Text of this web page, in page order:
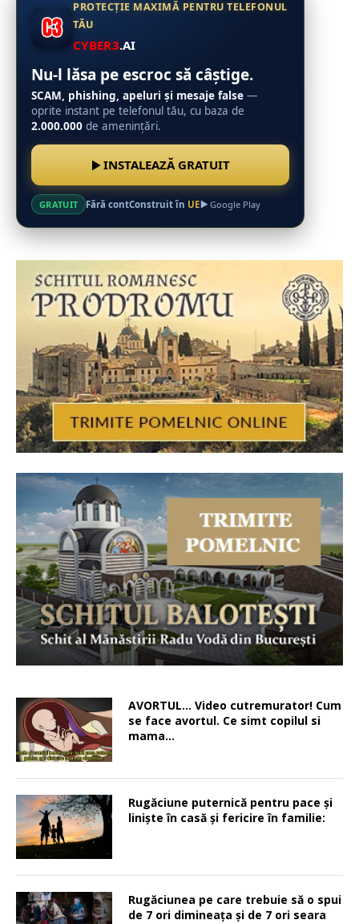
PROTECȚIE MAXIMĂ PENTRU TELEFONUL
TĂU
CYBER3.AI
Nu-l lăsa pe escroc să câștige.
SCAM, phishing, apeluri și mesaje false —
oprite instant pe telefonul tău, cu baza de
2.000.000 de amenințări.
INSTALEAZĂ GRATUIT
GRATUIT Fără contConstruit în UE Google Play
AVORTUL… Video cutremurator! Cum
se face avortul. Ce simt copilul si
mama…
Rugăciune puternică pentru pace şi
linişte în casă şi fericire în familie:
Rugăciunea pe care trebuie să o spui
de 7 ori dimineața și de 7 ori seara